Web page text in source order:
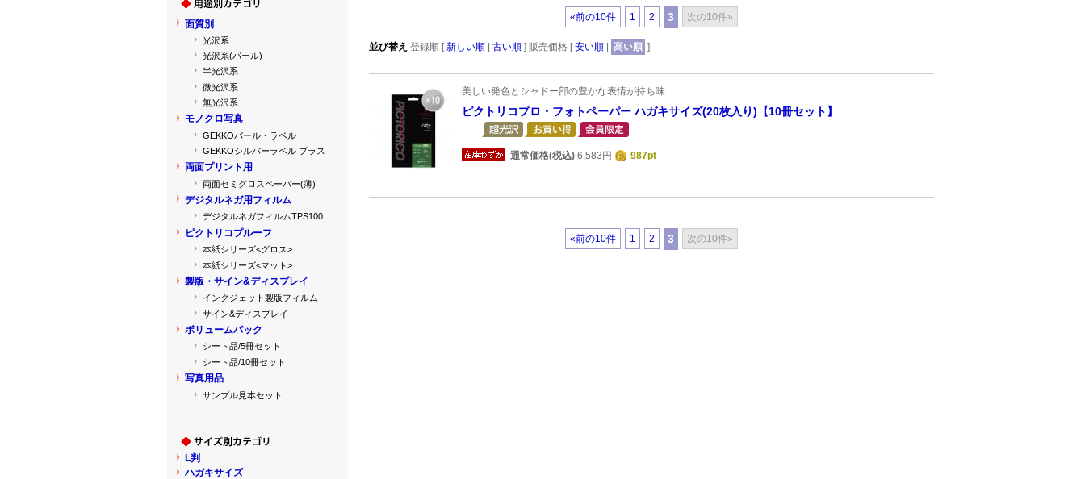
«前の10件 1 2 3 次の10件»
並び替え 登録順 [新しい順 古い順 ] 販売価格 [安い順 高い順 ]
美しい発色とシャドー部の豊かな表情が持ち味
ピクトリコプロ・フォトペーパー ハガキサイズ(20枚入り)【10冊セット】
通常価格(税込) 6,583円 987pt
«前の10件 1 2 3 次の10件»
面質別
光沢系
光沢系(パール)
半光沢系
微光沢系
無光沢系
モノクロ写真
GEKKOパール・ラベル
GEKKOシルバーラベル プラス
両面プリント用
両面セミグロスペーパー(薄)
デジタルネガ用フィルム
デジタルネガフィルムTPS100
ピクトリコプルーフ
本紙シリーズ<グロス>
本紙シリーズ<マット>
製版・サイン&ディスプレイ
インクジェット製版フィルム
サイン&ディスプレイ
ボリュームパック
シート品/5冊セット
シート品/10冊セット
写真用品
サンプル見本セット
L判
ハガキサイズ